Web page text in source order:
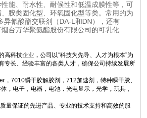
能、耐水性、耐候性和低温成膜性等，可
胺类固化型、环氧固化型等类。常用的为
氰酸酯交联剂（DA-L和DN），还有
台万华聚氨酯股份有限公司的可乳化
高科技企业 ，公司以“科技为先导、人才为根本”为
专长、经验丰富的各类人才，确保公司持续发展所
，7010瞬干胶解胶剂，712加速剂，特种瞬干胶、
，电子，电器，电池，光电显示，光学，玩具，
量保证的先进产品、专业的技术支持和高效的服